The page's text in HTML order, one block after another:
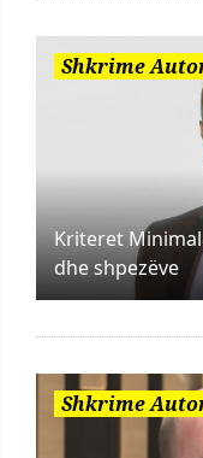
Shkrime
Kriteret
dhe shpezëve
Shkrime